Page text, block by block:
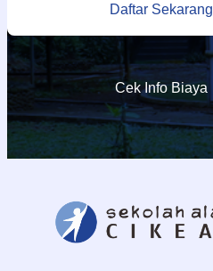
Daftar Sekarang
Cek Info Biaya